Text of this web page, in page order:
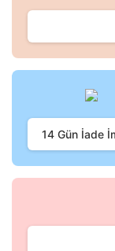
Ürün resmi
Bu ürüne benzer
14 Gün İade